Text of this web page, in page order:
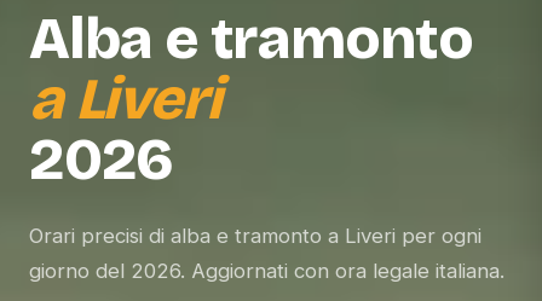
Alba e tramonto
aLiveri
2026
Orari precisi di alba e tramonto a Liveri per ogni
giorno del 2026. Aggiornati con ora legale italiana.